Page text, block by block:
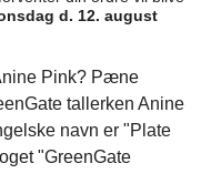
d. 12. august
Pink? Pæne
tallerken Anine
navn er "Plate
"GreenGate